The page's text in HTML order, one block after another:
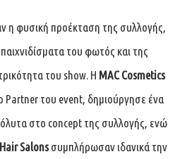
η φυσική προέκταση της συλλογής,
του φωτός και της
του show. Η MAC Cosmetics
του event, δημιούργησε ένα
στο concept της συλλογής, ενώ
Salonsσυμπλήρωσαν ιδανικά την